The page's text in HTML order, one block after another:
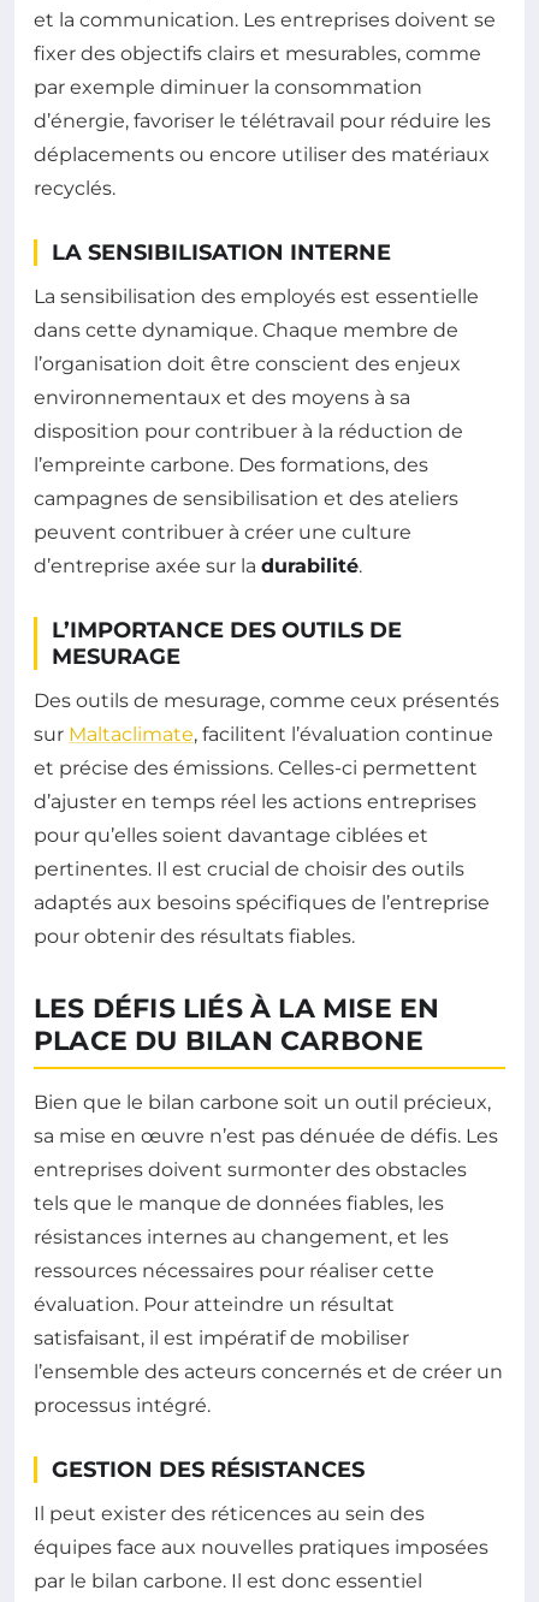
et la communication. Les entreprises doivent se
fixer des objectifs clairs et mesurables, comme
par exemple diminuer la consommation
d’énergie, favoriser le télétravail pour réduire les
déplacements ou encore utiliser des matériaux
recyclés.
LA SENSIBILISATION INTERNE
La sensibilisation des employés est essentielle
dans cette dynamique. Chaque membre de
l’organisation doit être conscient des enjeux
environnementaux et des moyens à sa
disposition pour contribuer à la réduction de
l’empreinte carbone. Des formations, des
campagnes de sensibilisation et des ateliers
peuvent contribuer à créer une culture
d’entreprise axée sur la durabilité.
L’IMPORTANCE DES OUTILS DE
MESURAGE
Des outils de mesurage, comme ceux présentés
sur Maltaclimate, facilitent l’évaluation continue
et précise des émissions. Celles-ci permettent
d’ajuster en temps réel les actions entreprises
pour qu’elles soient davantage ciblées et
pertinentes. Il est crucial de choisir des outils
adaptés aux besoins spécifiques de l’entreprise
pour obtenir des résultats fiables.
LES DÉFIS LIÉS À LA MISE EN
PLACE DU BILAN CARBONE
Bien que le bilan carbone soit un outil précieux,
sa mise en œuvre n’est pas dénuée de défis. Les
entreprises doivent surmonter des obstacles
tels que le manque de données fiables, les
résistances internes au changement, et les
ressources nécessaires pour réaliser cette
évaluation. Pour atteindre un résultat
satisfaisant, il est impératif de mobiliser
l’ensemble des acteurs concernés et de créer un
processus intégré.
GESTION DES RÉSISTANCES
Il peut exister des réticences au sein des
équipes face aux nouvelles pratiques imposées
par le bilan carbone. Il est donc essentiel